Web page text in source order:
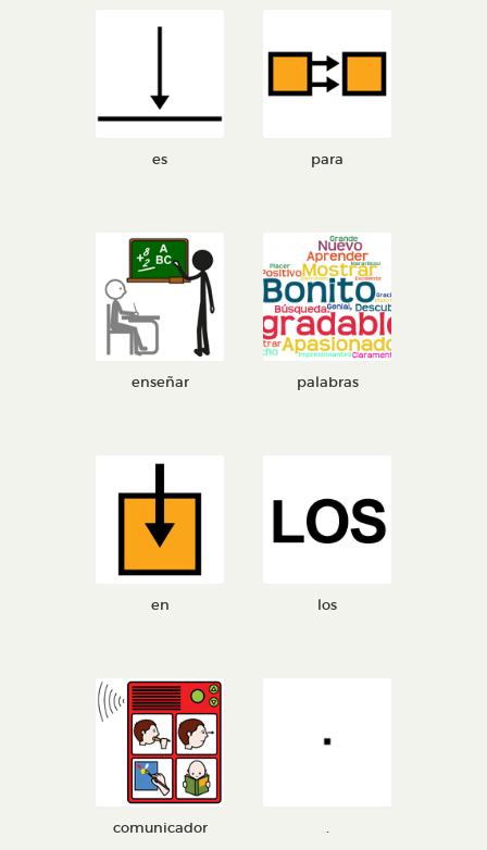
es para
enseñar palabras
en los
comunicador .